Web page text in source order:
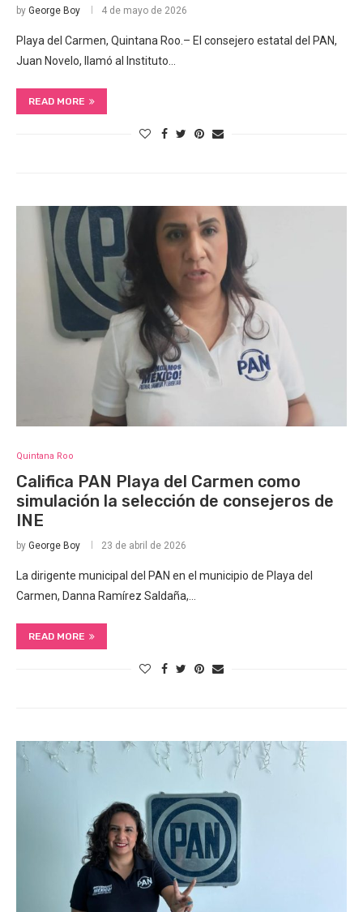
by George Boy 4 de mayo de 2026
Playa del Carmen, Quintana Roo.– El consejero estatal del PAN,
Juan Novelo, llamó al Instituto…
READ MORE
Quintana Roo
Califica PAN Playa del Carmen como
simulación la selección de consejeros de
INE
by George Boy 23 de abril de 2026
La dirigente municipal del PAN en el municipio de Playa del
Carmen, Danna Ramírez Saldaña,…
READ MORE